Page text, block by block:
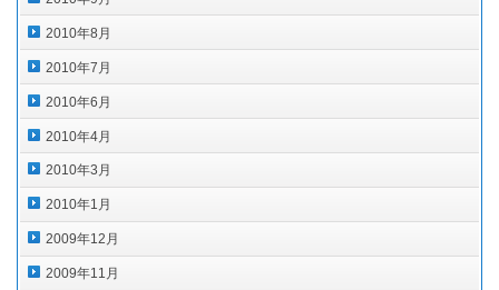
2010年8月
2010年7月
2010年6月
2010年4月
2010年3月
2010年1月
2009年12月
2009年11月